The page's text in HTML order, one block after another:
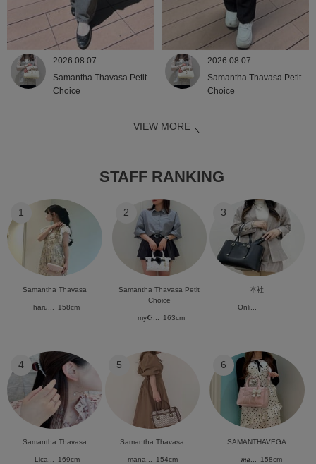
2026.08.07
Samantha Thavasa Petit
Choice
2026.08.07
Samantha Thavasa Petit
Choice
VIEW MORE
STAFF RANKING
1
Samantha Thavasa
haru... 158cm
2
Samantha Thavasa Petit
Choice
my☪︎... 163cm
3
本社
Onli...
4
Samantha Thavasa
Lica... 169cm
5
Samantha Thavasa
mana... 154cm
6
SAMANTHAVEGA
𝒎𝒂... 158cm